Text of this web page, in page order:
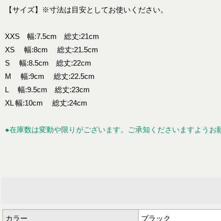
【サイズ】※寸法は目安としてお使いください。
XXS 幅:7.5cm 総丈:21cm
XS 幅:8cm 総丈:21.5cm
S 幅:8.5cm 総丈:22cm
M 幅:9cm 総丈:22.5cm
L 幅:9.5cm 総丈:23cm
XL 幅:10cm 総丈:24cm
●在庫数は変動や限りがございます。ご承知くださいますようお
カラー ブラック